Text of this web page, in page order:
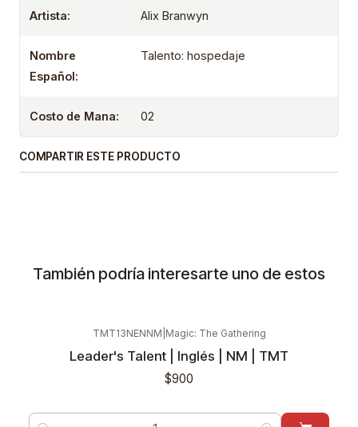
Artista: Alix Branwyn
Nombre
Español:
Talento: hospedaje
Costo de Mana: 02
COMPARTIR ESTE PRODUCTO
También podría interesarte uno de estos
TMT13NENNM Magic: The Gathering
Leader's Talent | Inglés | NM | TMT
$900